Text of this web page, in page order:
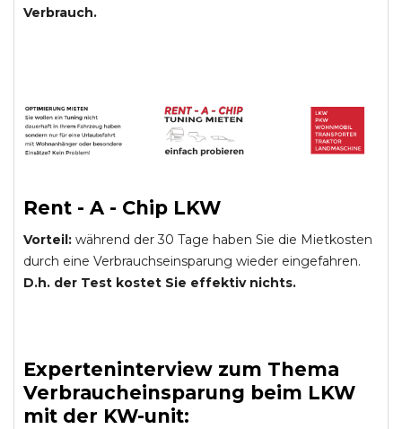
Verbrauch.
Rent - A - Chip LKW
Vorteil: während der 30 Tage haben Sie die Mietkosten
durch eine Verbrauchseinsparung wieder eingefahren.
D.h. der Test kostet Sie effektiv nichts.
Experteninterview zum Thema
Verbraucheinsparung beim LKW
mit der KW-unit: